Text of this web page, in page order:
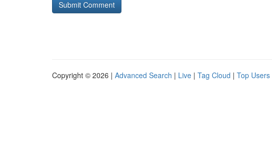
Copyright © 2026 | Advanced Search | Live | Tag Cloud | Top Users